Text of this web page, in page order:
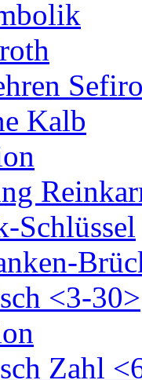
Kalb
Schlüssel
<3-30>
Zahl